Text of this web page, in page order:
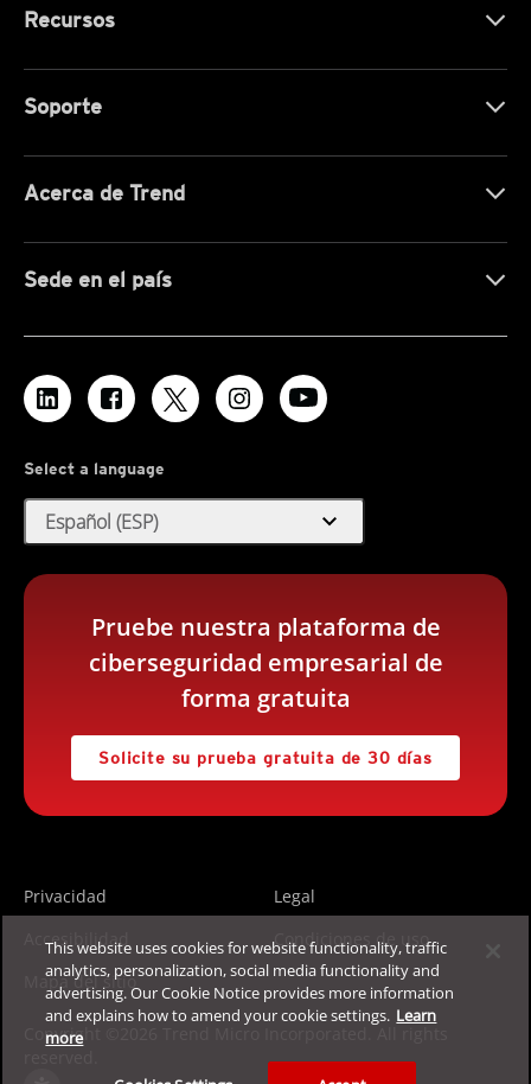
Recursos
Soporte
Acerca de Trend
Sede en el país
Select a language
Español (ESP) expand_more
Pruebe nuestra plataforma de
ciberseguridad empresarial de
forma gratuita
Solicite su prueba gratuita de 30 días
Privacidad
Legal
Accesibilidad
Condiciones de uso
Mapa del sitio
Copyright ©2026 Trend Micro Incorporated. All rights
This website uses cookies for website functionality, traffic
analytics, personalization, social media functionality and
advertising. Our Cookie Notice provides more information
and explains how to amend your cookie settings. Learn
more